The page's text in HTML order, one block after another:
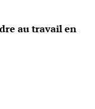
au travail en